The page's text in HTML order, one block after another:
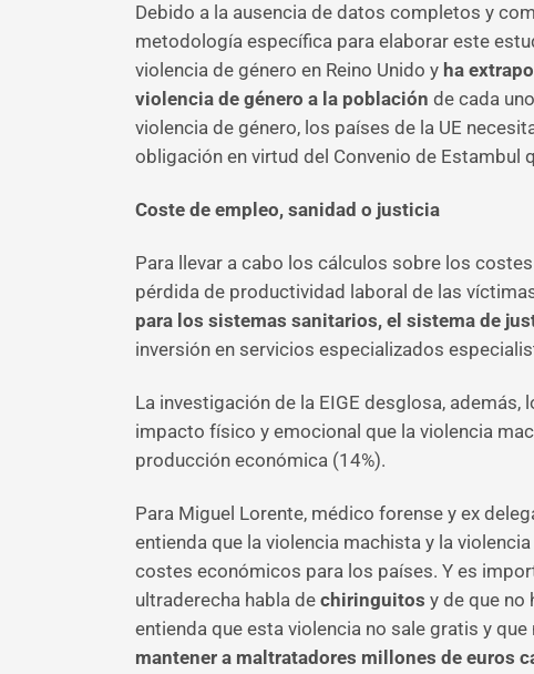
Debido a la ausencia de datos completos y
metodología específica para elaborar este
violencia de género en Reino Unido y ha
violencia de género a la población de cada
violencia de género, los países de la UE
obligación en virtud del Convenio de Estambul
Coste de empleo, sanidad o justicia
Para llevar a cabo los cálculos sobre los
pérdida de productividad laboral de las
para los sistemas sanitarios, el sistema de
inversión en servicios especializados
La investigación de la EIGE desglosa,
impacto físico y emocional que la violencia
producción económica (14%).
Para Miguel Lorente, médico forense y ex
entienda que la violencia machista y la
costes económicos para los países. Y es
ultraderecha habla de chiringuitos y de que no
entienda que esta violencia no sale gratis y
mantener a maltratadores millones de euros